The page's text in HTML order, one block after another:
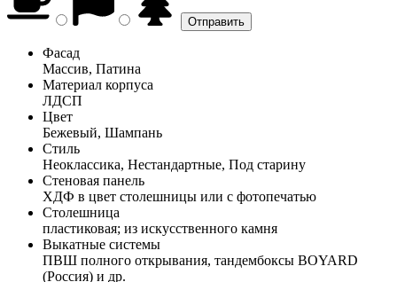
Фасад
Массив, Патина
Материал корпуса
ЛДСП
Цвет
Бежевый, Шампань
Стиль
Неоклассика, Нестандартные, Под старину
Стеновая панель
ХДФ в цвет столешницы или с фотопечатью
Столешница
пластиковая; из искусственного камня
Выкатные системы
ПВШ полного открывания, тандембоксы BOYARD
(Россия) и др.